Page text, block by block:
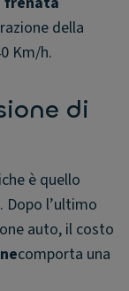
della
Km/h.
di
è quello
l’ultimo
auto, il costo
comporta una